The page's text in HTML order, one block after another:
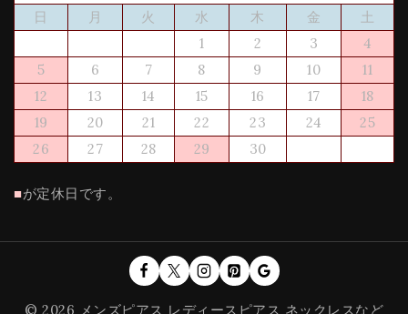
日
月 火 水 木 金
土
1
2 3
4
5
6 7 8 9 10
11
12
13 14 15 16 17
18
19
20 21 22 23 24
25
26
27 28 29 30
■が定休日です。
© 2026 メンズピアス レディースピアス ネックレスなど